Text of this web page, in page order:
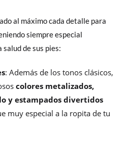
al máximo cada detalle para
siempre especial
de sus pies:
: Además de los tonos clásicos,
colores metalizados,
y estampados divertidos
muy especial a la ropita de tu